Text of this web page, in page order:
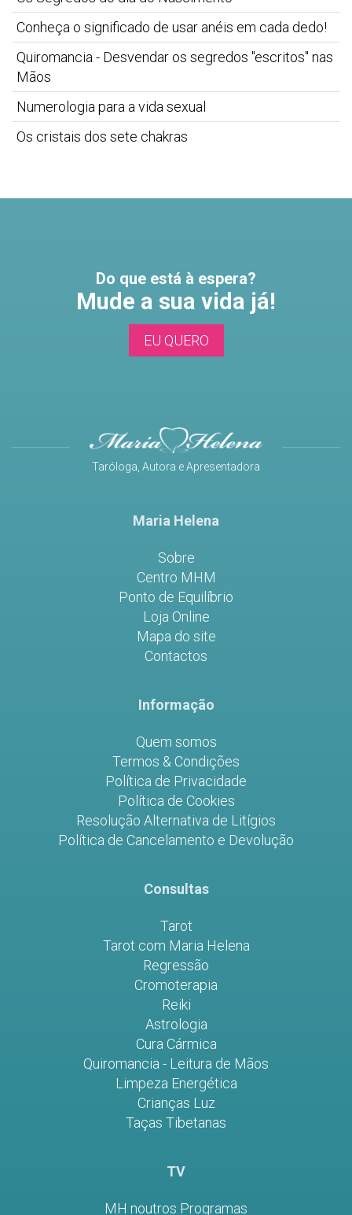
Conheça o significado de usar anéis em cada dedo!
Quiromancia - Desvendar os segredos "escritos" nas
Mãos
Numerologia para a vida sexual
Os cristais dos sete chakras
Do que está à espera?
Mude a sua vida já!
EU QUERO
Taróloga, Autora e Apresentadora
Maria Helena
Sobre
Centro MHM
Ponto de Equilíbrio
Loja Online
Mapa do site
Contactos
Informação
Quem somos
Termos & Condições
Política de Privacidade
Política de Cookies
Resolução Alternativa de Litígios
Política de Cancelamento e Devolução
Consultas
Tarot
Tarot com Maria Helena
Regressão
Cromoterapia
Reiki
Astrologia
Cura Cármica
Quiromancia - Leitura de Mãos
Limpeza Energética
Crianças Luz
Taças Tibetanas
TV
MH noutros Programas